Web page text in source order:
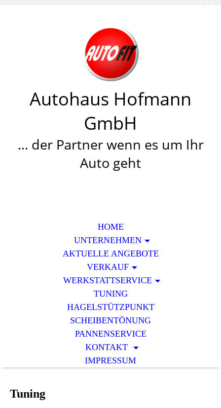
Autohaus Hofmann
GmbH
… der Partner wenn es um Ihr
Auto geht
HOME
UNTERNEHMEN
AKTUELLE ANGEBOTE
VERKAUF
WERKSTATTSERVICE
TUNING
HAGELSTÜTZPUNKT
SCHEIBENTÖNUNG
PANNENSERVICE
KONTAKT
IMPRESSUM
Tuning